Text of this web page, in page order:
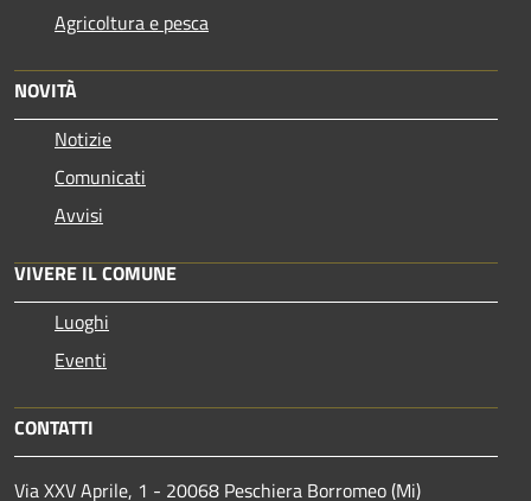
Agricoltura e pesca
NOVITÀ
Notizie
Comunicati
Avvisi
VIVERE IL COMUNE
Luoghi
Eventi
CONTATTI
Via XXV Aprile, 1 - 20068 Peschiera Borromeo (Mi)